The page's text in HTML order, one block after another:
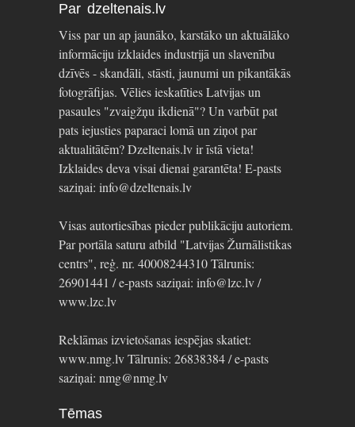
Par dzeltenais.lv
Viss par un ap jaunāko, karstāko un aktuālāko
informāciju izklaides industrijā un slavenību
dzīvēs - skandāli, stāsti, jaunumi un pikantākās
fotogrāfijas. Vēlies ieskatīties Latvijas un
pasaules "zvaigžņu ikdienā"? Un varbūt pat
pats iejusties paparaci lomā un ziņot par
aktualitātēm? Dzeltenais.lv ir īstā vieta!
Izklaides deva visai dienai garantēta! E-pasts
saziņai: info@dzeltenais.lv
Visas autortiesības pieder publikāciju autoriem.
Par portāla saturu atbild "Latvijas Žurnālistikas
centrs", reģ. nr. 40008244310 Tālrunis:
26901441 / e-pasts saziņai: info@lzc.lv /
www.lzc.lv
Reklāmas izvietošanas iespējas skatiet:
www.nmg.lv Tālrunis: 26838384 / e-pasts
saziņai: nmg@nmg.lv
Tēmas